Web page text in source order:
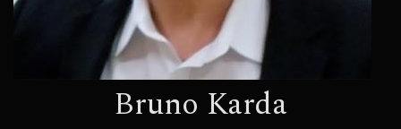
Bruno Karda